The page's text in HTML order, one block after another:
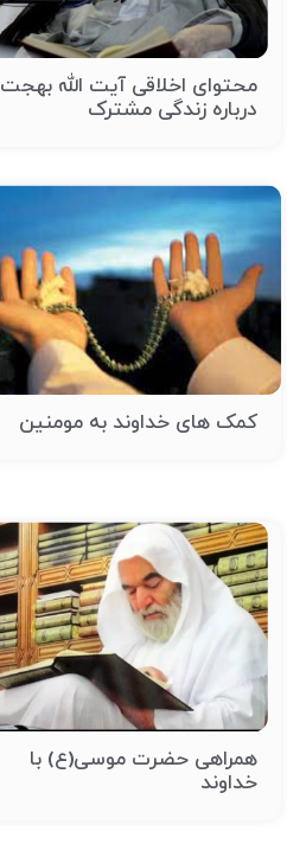
محتوای اخلاقی آیت الله بهجت
درباره زندگی مشترک
کمک های خداوند به مومنین
همراهی حضرت موسی(ع) با
خداوند